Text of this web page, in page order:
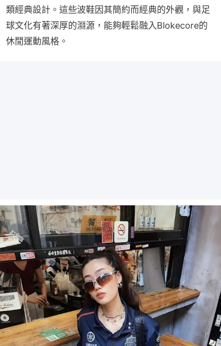
類經典設計。這些波鞋因其簡約而經典的外觀，與足
球文化有著深厚的淵源，能夠輕鬆融入Blokecore的
休閒運動風格。